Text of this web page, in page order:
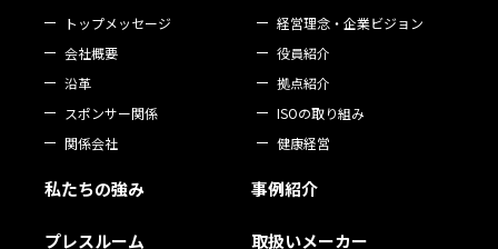
トップメッセージ
経営理念・企業ビジョン
会社概要
役員紹介
沿革
拠点紹介
スポンサー関係
ISOの取り組み
関係会社
健康経営
私たちの強み 事例紹介
プレスルーム 取扱いメーカー